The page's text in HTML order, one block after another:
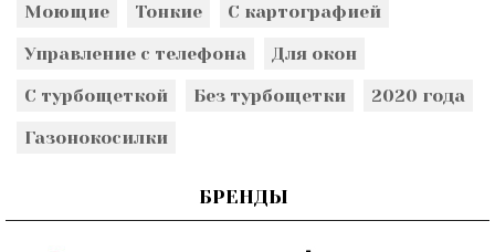
Моющие
Тонкие
С картографией
Управление с телефона
Для окон
С турбощеткой
Без турбощетки
2020 года
Газонокосилки
БРЕНДЫ